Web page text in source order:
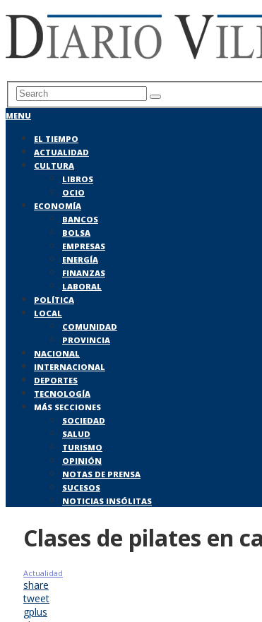
MENU
EL TIEMPO
ACTUALIDAD
CULTURA
LIBROS
OCIO
ECONOMÍA
BANCOS
BOLSA
EMPRESAS
ENERGÍA
FINANZAS
LABORAL
POLÍTICA
LOCAL
COMUNIDAD
PROVINCIA
NACIONAL
INTERNACIONAL
DEPORTES
TECNOLOGÍA
MÁS SECCIONES
SOCIEDAD
SALUD
TURISMO
OPINIÓN
NOTAS DE PRENSA
SUCESOS
NOTICIAS INSÓLITAS
Clases de pilates en
Actualidad
share
tweet
gplus